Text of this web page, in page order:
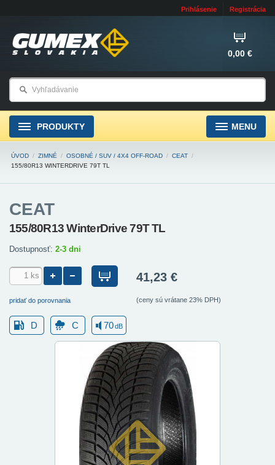
Prihlásenie Registrácia
0,00 €
PRODUKTY MENU
ÚVOD / ZIMNÉ / OSOBNÉ / SUV / 4X4 OFF-ROAD / CEAT /
155/80R13 WINTERDRIVE 79T TL
CEAT
155/80R13 WinterDrive 79T TL
Dostupnosť: 2-3 dni
pridať do porovnania
41,23 €
(ceny sú vrátane 23% DPH)
D C 70dB